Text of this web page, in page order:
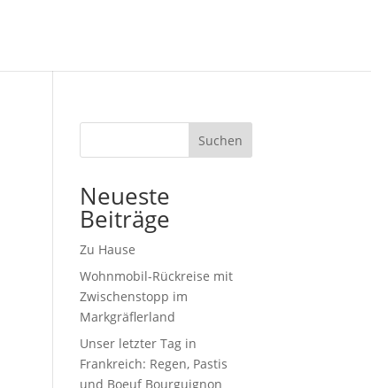
Suchen
Neueste
Beiträge
Zu Hause
Wohnmobil-Rückreise mit
Zwischenstopp im
Markgräflerland
Unser letzter Tag in
Frankreich: Regen, Pastis
und Boeuf Bourguignon